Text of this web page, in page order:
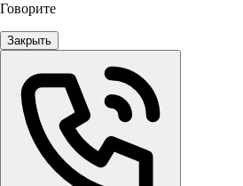
Говорите
Закрыть